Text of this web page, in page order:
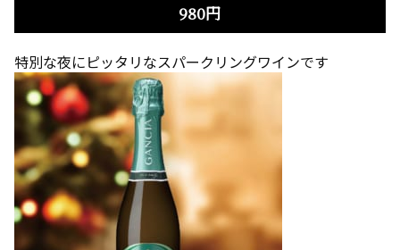
980円
特別な夜にピッタリなスパークリングワインです